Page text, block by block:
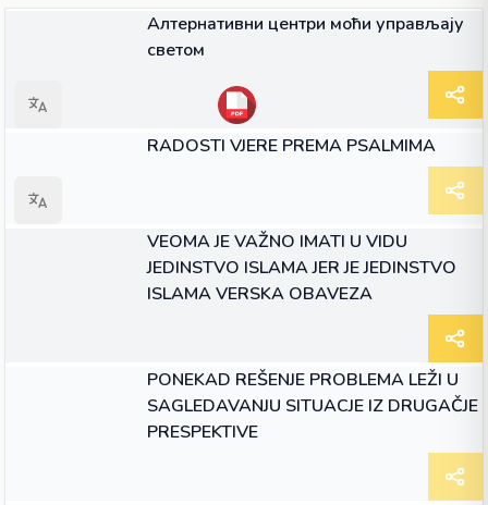
Алтернативни центри моћи управљају
светом
RADOSTI VJERE PREMA PSALMIMA
VEOMA JE VAŽNO IMATI U VIDU
JEDINSTVO ISLAMA JER JE JEDINSTVO
ISLAMA VERSKA OBAVEZA
PONEKAD REŠENJE PROBLEMA LEŽI U
SAGLEDAVANJU SITUACJE IZ DRUGAČJE
PRESPEKTIVE